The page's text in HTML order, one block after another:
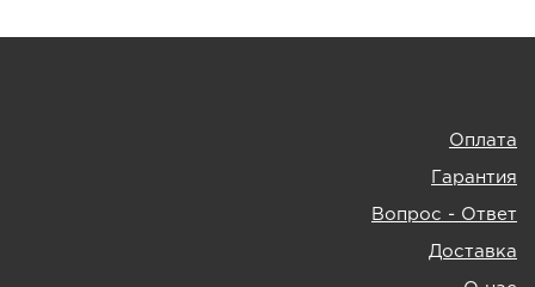
Оплата
Гарантия
Вопрос - Ответ
Доставка